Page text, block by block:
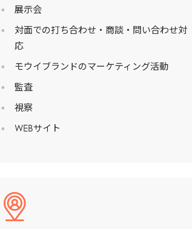
展示会
対面での打ち合わせ・商談・問い合わせ対
応
モウイブランドのマーケティング活動
監査
視察
WEBサイト